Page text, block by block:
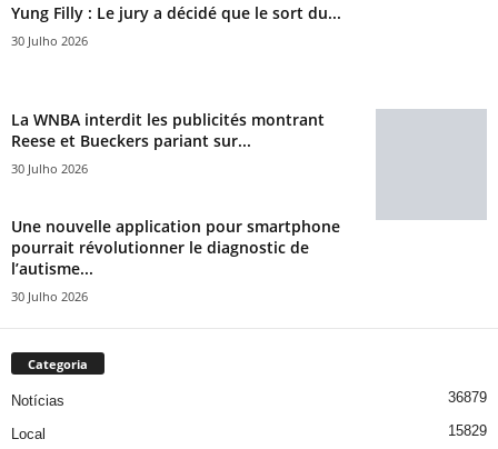
Yung Filly : Le jury a décidé que le sort du...
30 Julho 2026
La WNBA interdit les publicités montrant
Reese et Bueckers pariant sur...
30 Julho 2026
Une nouvelle application pour smartphone
pourrait révolutionner le diagnostic de
l’autisme...
30 Julho 2026
Categoria
Notícias 36879
Local 15829